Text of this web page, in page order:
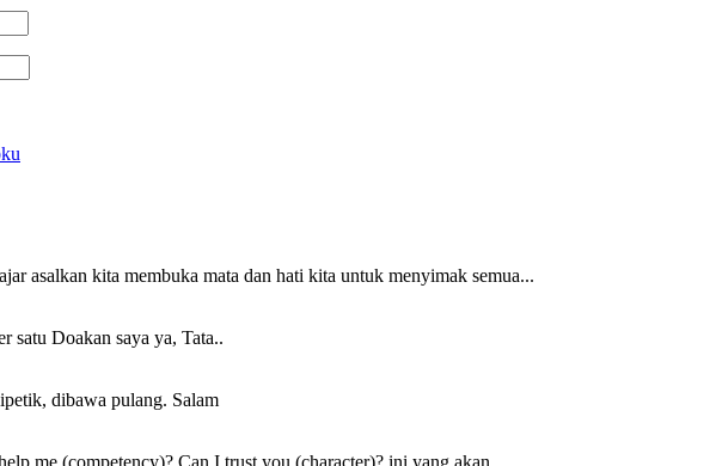
asalkan kita membuka mata dan hati kita untuk menyimak semua...
satu Doakan saya ya, Tata..
dibawa pulang. Salam